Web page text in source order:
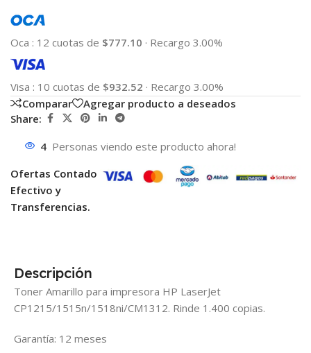
Oca : 12 cuotas de $777.10 · Recargo 3.00%
Visa : 10 cuotas de $932.52 · Recargo 3.00%
Comparar
Agregar producto a deseados
Share:
4 Personas viendo este producto ahora!
Ofertas Contado
Efectivo y
Transferencias.
Descripción
Toner Amarillo para impresora HP LaserJet
CP1215/1515n/1518ni/CM1312. Rinde 1.400 copias.
Garantía: 12 meses